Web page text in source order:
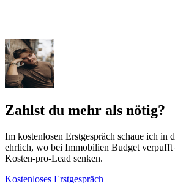
Zahlst du mehr als nötig?
Im kostenlosen Erstgespräch schaue ich in
ehrlich, wo bei Immobilien Budget
Kosten-pro-Lead senken.
Kostenloses Erstgespräch